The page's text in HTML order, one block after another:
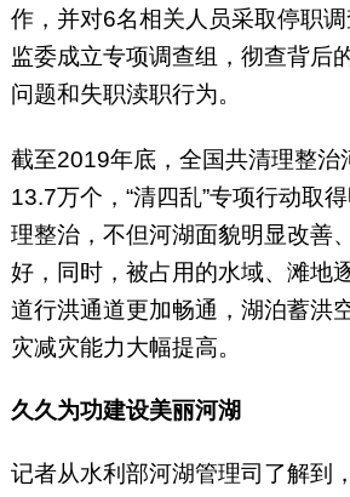
作，并对6名相关人员采取停职
监委成立专项调查组，彻查背后
问题和失职渎职行为。
截至2019年底，全国共清理整治
13.7万个，“清四乱”专项行动取
理整治，不但河湖面貌明显改善
好，同时，被占用的水域、滩地
道行洪通道更加畅通，湖泊蓄洪
灾减灾能力大幅提高。
久久为功建设美丽河湖
记者从水利部河湖管理司了解到